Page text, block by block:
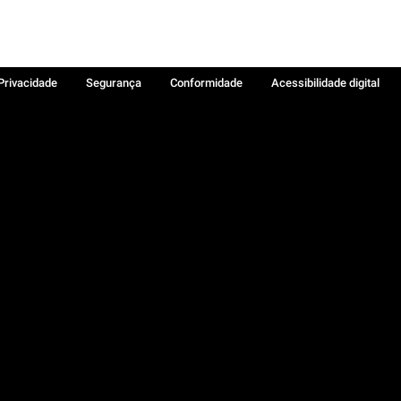
Segurança Conformidade
Acessibilidade digital